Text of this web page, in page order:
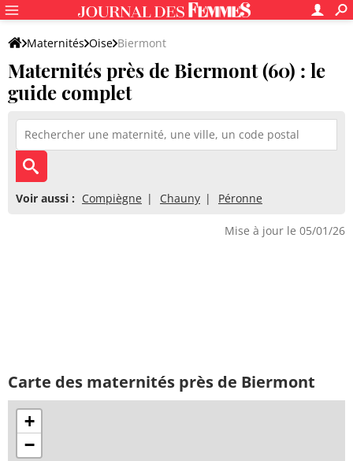
Maternités Oise Biermont
Maternités près de Biermont (60) : le
guide complet
Voir aussi : Compiègne Chauny Péronne
Mise à jour le 05/01/26
Carte des maternités près de Biermont
+
−